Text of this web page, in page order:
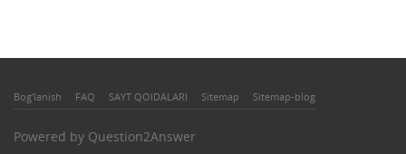
Bog'lanish FAQ SAYT QOIDALARI Sitemap Sitemap-blog
Powered by Question2Answer